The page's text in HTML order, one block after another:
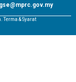
Terma & Syarat